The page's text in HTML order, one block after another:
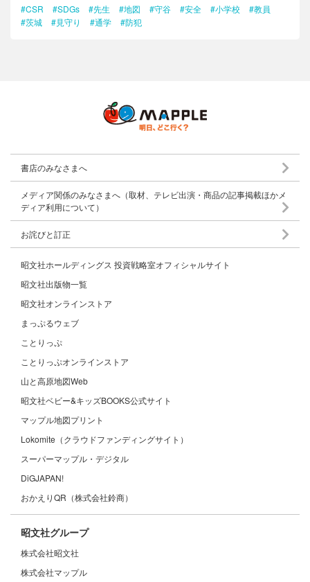
#CSR
#SDGs #先生 #地図 #守谷 #安全 #小学校
#教員
#茨城
#見守り #通学 #防犯
書店のみなさまへ
メディア関係のみなさまへ（取材、テレビ出演・商品の記事掲載ほかメ
ディア利用について）
お詫びと訂正
昭文社ホールディングス 投資戦略室オフィシャルサイト
昭文社出版物一覧
昭文社オンラインストア
まっぷるウェブ
ことりっぷ
ことりっぷオンラインストア
山と高原地図Web
昭文社ベビー&キッズBOOKS公式サイト
マップル地図プリント
Lokomite（クラウドファンディングサイト）
スーパーマップル・デジタル
DiGJAPAN!
おかえりQR（株式会社鈴商）
昭文社グループ
株式会社昭文社
株式会社マップル